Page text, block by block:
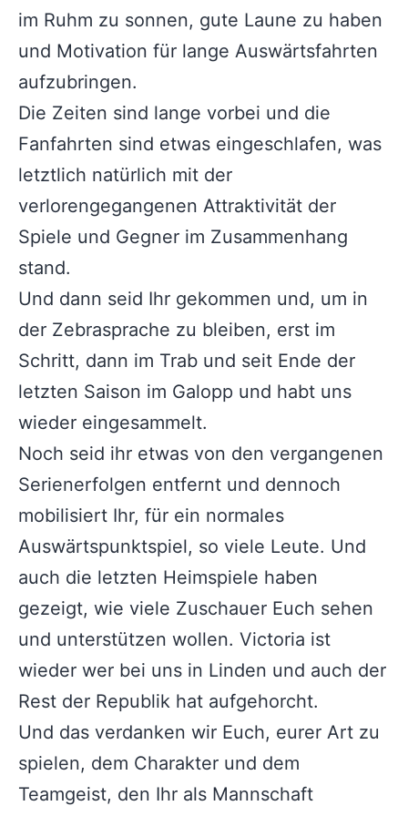
im Ruhm zu sonnen, gute Laune zu haben
und Motivation für lange Auswärtsfahrten
aufzubringen.
Die Zeiten sind lange vorbei und die
Fanfahrten sind etwas eingeschlafen, was
letztlich natürlich mit der
verlorengegangenen Attraktivität der
Spiele und Gegner im Zusammenhang
stand.
Und dann seid Ihr gekommen und, um in
der Zebrasprache zu bleiben, erst im
Schritt, dann im Trab und seit Ende der
letzten Saison im Galopp und habt uns
wieder eingesammelt.
Noch seid ihr etwas von den vergangenen
Serienerfolgen entfernt und dennoch
mobilisiert Ihr, für ein normales
Auswärtspunktspiel, so viele Leute. Und
auch die letzten Heimspiele haben
gezeigt, wie viele Zuschauer Euch sehen
und unterstützen wollen. Victoria ist
wieder wer bei uns in Linden und auch der
Rest der Republik hat aufgehorcht.
Und das verdanken wir Euch, eurer Art zu
spielen, dem Charakter und dem
Teamgeist, den Ihr als Mannschaft